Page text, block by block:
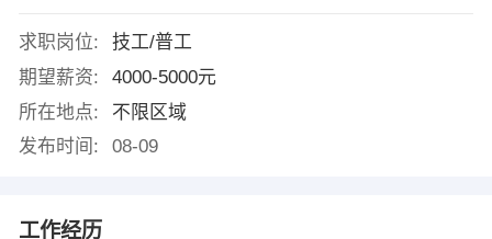
求职岗位:
技工/普工
期望薪资:
4000-5000元
所在地点:
不限区域
发布时间:
08-09
工作经历